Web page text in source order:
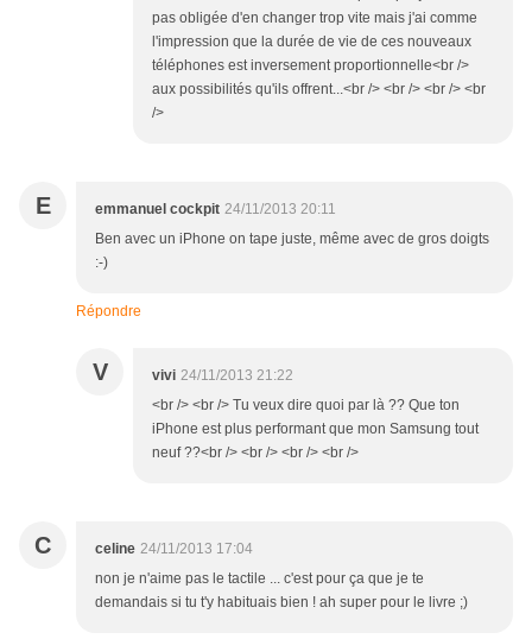
pas obligée d'en changer trop vite mais j'ai comme
l'impression que la durée de vie de ces nouveaux
téléphones est inversement proportionnelle<br />
aux possibilités qu'ils offrent...<br /> <br /> <br /> <br
/>
E emmanuel cockpit 24/11/2013 20:11
Ben avec un iPhone on tape juste, même avec de gros doigts
:-)
Répondre
V vivi 24/11/2013 21:22
<br /> <br /> Tu veux dire quoi par là ?? Que ton
iPhone est plus performant que mon Samsung tout
neuf ??<br /> <br /> <br /> <br />
C celine 24/11/2013 17:04
non je n'aime pas le tactile ... c'est pour ça que je te
demandais si tu t'y habituais bien ! ah super pour le livre ;)